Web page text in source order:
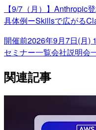
【9/7（月）】Anthropic
具体例ーSkillsで広がる
開催前2026年9月7日(月)
セミナー一覧会社説明会
関連記事